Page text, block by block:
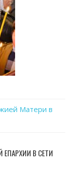
Матери в
В СЕТИ